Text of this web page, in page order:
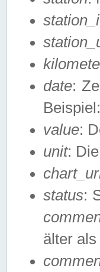
date:
value:
unit:
status:
älter als